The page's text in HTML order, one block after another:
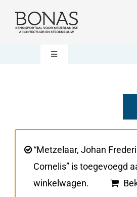
naar
Berichten
Steun BONAS
Toggle
Winkelwagen“Metzelaar, Johan
Cornelis” is toegevoegd
winkelwagen.